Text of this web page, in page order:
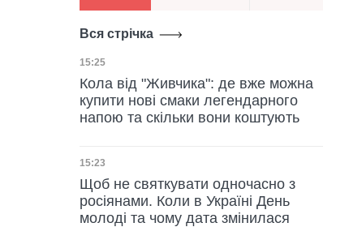
Вся стрічка
Дата публікації
15:25
Кола від "Живчика": де вже можна
купити нові смаки легендарного
напою та скільки вони коштують
Дата публікації
15:23
Щоб не святкувати одночасно з
росіянами. Коли в Україні День
молоді та чому дата змінилася